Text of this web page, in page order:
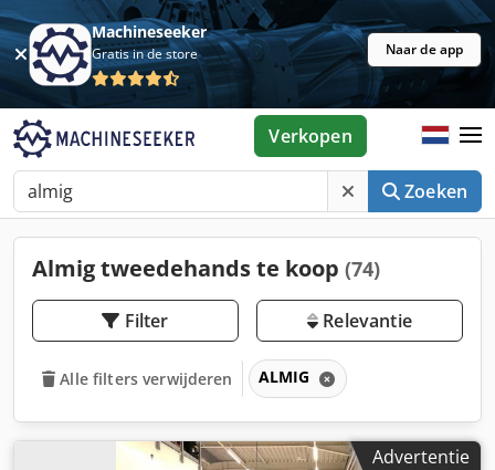
Machineseeker
Gratis in de store Naar de app
Zoeken
Verkopen
Almig tweedehands te koop (74)
Filter Relevantie
Alle filters verwijderen ALMIG
Advertentie